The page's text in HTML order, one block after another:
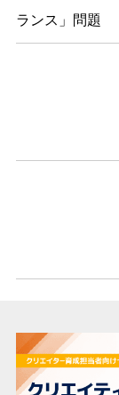
ランス」問題